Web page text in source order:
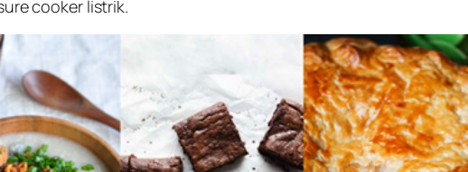
cooker listrik.